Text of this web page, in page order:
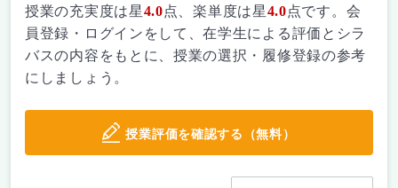
授業の充実度は星4.0点、楽単度は星4.0点です。会
員登録・ログインをして、在学生による評価とシラ
バスの内容をもとに、授業の選択・履修登録の参考
にしましょう。
授業評価を確認する（無料）